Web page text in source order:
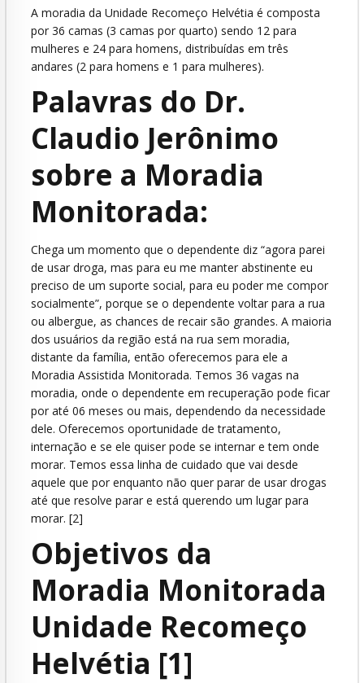
A moradia da Unidade Recomeço Helvétia é composta
por 36 camas (3 camas por quarto) sendo 12 para
mulheres e 24 para homens, distribuídas em três
andares (2 para homens e 1 para mulheres).
Palavras do Dr.
Claudio Jerônimo
sobre a Moradia
Monitorada:
Chega um momento que o dependente diz “agora parei
de usar droga, mas para eu me manter abstinente eu
preciso de um suporte social, para eu poder me compor
socialmente”, porque se o dependente voltar para a rua
ou albergue, as chances de recair são grandes. A maioria
dos usuários da região está na rua sem moradia,
distante da família, então oferecemos para ele a
Moradia Assistida Monitorada. Temos 36 vagas na
moradia, onde o dependente em recuperação pode ficar
por até 06 meses ou mais, dependendo da necessidade
dele. Oferecemos oportunidade de tratamento,
internação e se ele quiser pode se internar e tem onde
morar. Temos essa linha de cuidado que vai desde
aquele que por enquanto não quer parar de usar drogas
até que resolve parar e está querendo um lugar para
morar. [2]
Objetivos da
Moradia Monitorada
Unidade Recomeço
Helvétia [1]